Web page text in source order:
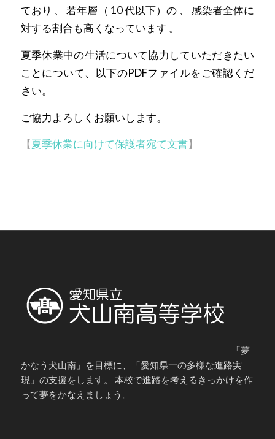
ており 、 若年層（ 10 代以下）の 、 感染者全体に
対する割合も高くなっています 。
夏季休業中の生活について協力していただきたい
ことについて、以下のPDFファイルをご確認くだ
さい。
ご協力よろしくお願いします。
【夏季休業に向けて保護者宛て文書】
「夢
かなう犬山南」を目標に、「愛知県一の多様な進路実
現」の支援をします。 本校で進路を考えるきっかけを作
って夢をかなえましょう。